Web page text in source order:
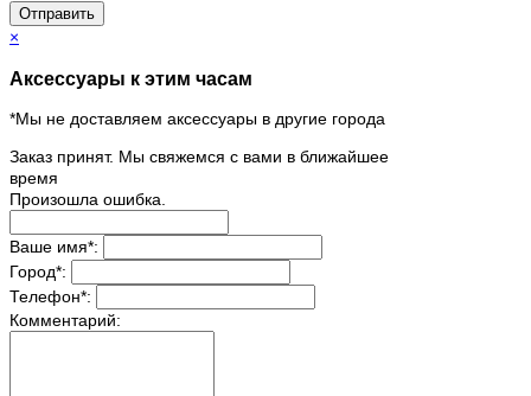
Отправить
×
Аксессуары к этим часам
*Мы не доставляем аксессуары в другие города
Заказ принят. Мы свяжемся с вами в ближайшее
время
Произошла ошибка.
Ваше имя*:
Город*:
Телефон*:
Комментарий: